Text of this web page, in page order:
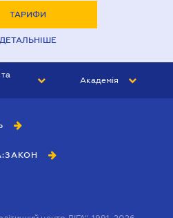
ТАРИФИ
ДЕТАЛЬНІШЕ
Академія